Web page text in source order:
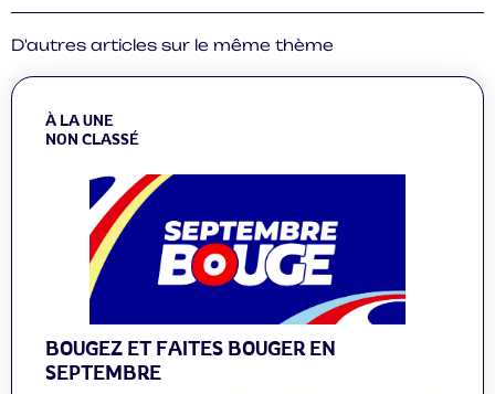
D'autres articles sur le même thème
À LA UNE
NON CLASSÉ
BOUGEZ ET FAITES BOUGER EN
SEPTEMBRE